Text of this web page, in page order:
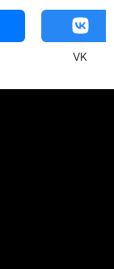
VK